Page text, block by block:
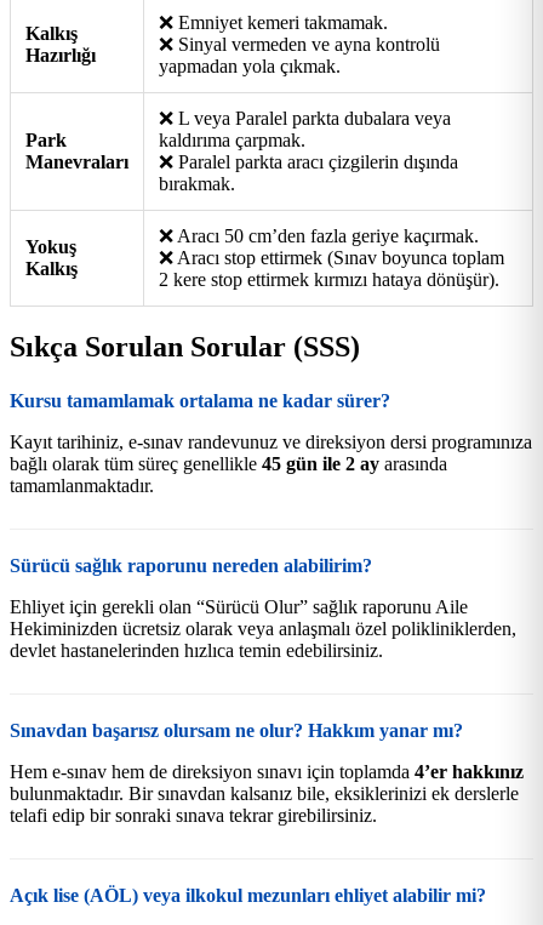
Kalkış
Hazırlığı
❌ Emniyet kemeri takmamak.
❌ Sinyal vermeden ve ayna kontrolü
yapmadan yola çıkmak.
Park
Manevraları
❌ L veya Paralel parkta dubalara veya
kaldırıma çarpmak.
❌ Paralel parkta aracı çizgilerin dışında
bırakmak.
Yokuş
Kalkış
❌ Aracı 50 cm’den fazla geriye kaçırmak.
❌ Aracı stop ettirmek (Sınav boyunca toplam
2 kere stop ettirmek kırmızı hataya dönüşür).
Sıkça Sorulan Sorular (SSS)
Kursu tamamlamak ortalama ne kadar sürer?
Kayıt tarihiniz, e-sınav randevunuz ve direksiyon dersi programınıza
bağlı olarak tüm süreç genellikle 45 gün ile 2 ay arasında
tamamlanmaktadır.
Sürücü sağlık raporunu nereden alabilirim?
Ehliyet için gerekli olan “Sürücü Olur” sağlık raporunu Aile
Hekiminizden ücretsiz olarak veya anlaşmalı özel polikliniklerden,
devlet hastanelerinden hızlıca temin edebilirsiniz.
Sınavdan başarısz olursam ne olur? Hakkım yanar mı?
Hem e-sınav hem de direksiyon sınavı için toplamda 4’er hakkınız
bulunmaktadır. Bir sınavdan kalsanız bile, eksiklerinizi ek derslerle
telafi edip bir sonraki sınava tekrar girebilirsiniz.
Açık lise (AÖL) veya ilkokul mezunları ehliyet alabilir mi?